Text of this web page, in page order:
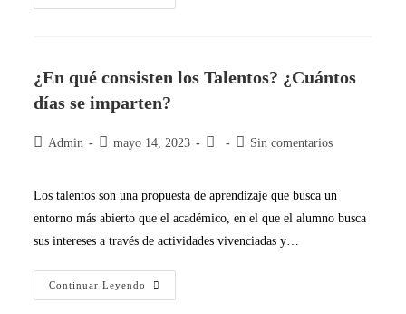
¿En qué consisten los Talentos? ¿Cuántos
días se imparten?
Admin mayo 14, 2023 Sin comentarios
Los talentos son una propuesta de aprendizaje que busca un
entorno más abierto que el académico, en el que el alumno busca
sus intereses a través de actividades vivenciadas y…
Continuar Leyendo